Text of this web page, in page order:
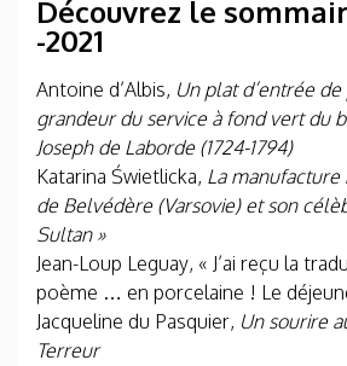
Découvrez le
-2021
Antoine d’Albis, Un plat d’entrée
grandeur du service à fond vert du
Joseph de Laborde (1724-1794)
Katarina Świetlicka, La
de Belvédère (Varsovie) et son
Sultan »
Jean-Loup Leguay, « J’ai reçu la
poème … en porcelaine ! Le
Jacqueline du Pasquier, Un sourire
Terreur